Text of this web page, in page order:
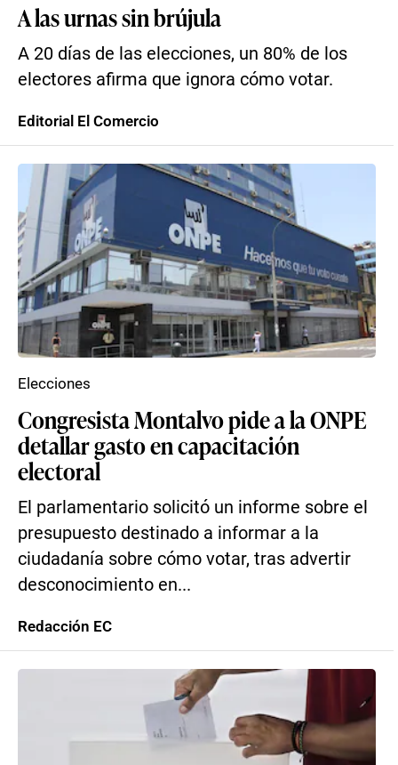
A las urnas sin brújula
A 20 días de las elecciones, un 80% de los
electores afirma que ignora cómo votar.
Editorial El Comercio
Congresista Montalvo pide a la ONPE
detallar gasto en capacitación
electoral
El parlamentario solicitó un informe sobre el
presupuesto destinado a informar a la
ciudadanía sobre cómo votar, tras advertir
desconocimiento en...
Elecciones
Redacción EC